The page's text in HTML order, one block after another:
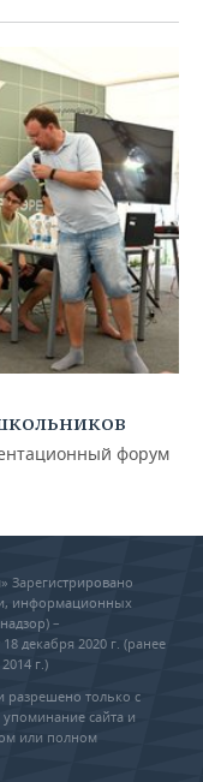
форум
Зарегистрировано
информационных
–
декабря 2020 г. (ранее
г.)
разрешено только с
упоминание сайта и
или полном